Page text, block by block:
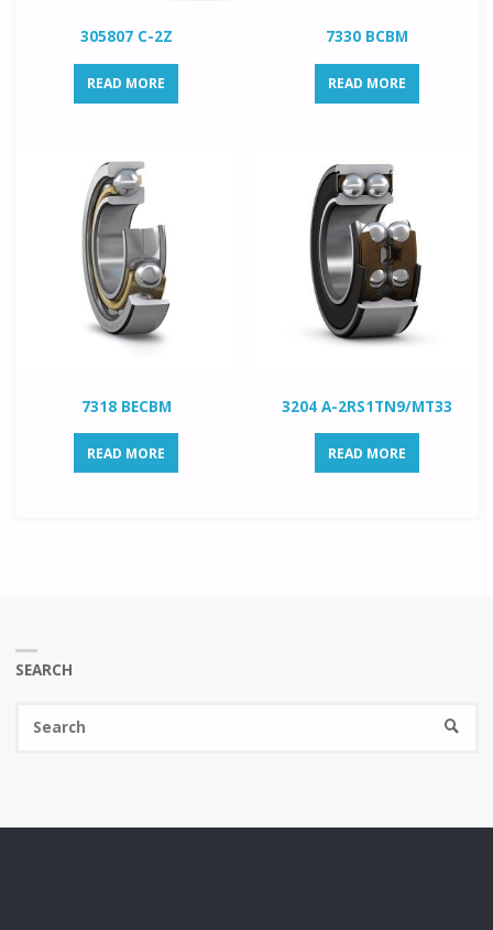
305807 C-2Z
READ MORE
7330 BCBM
READ MORE
7318 BECBM
READ MORE
3204 A-2RS1TN9/MT33
READ MORE
SEARCH